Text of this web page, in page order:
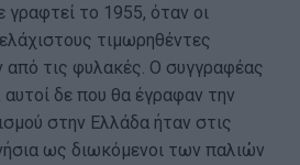
γραφτεί το 1955, όταν οι
τιμωρηθέντες
από τις φυλακές. Ο συγγραφέας
δε που θα έγραφαν την
στην Ελλάδα ήταν στις
ως διωκόμενοι των παλιών